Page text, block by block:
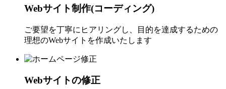
Webサイト制作(コーディング)
ご要望を丁寧にヒアリングし、目的を達成するための
理想のWebサイトを作成いたします
Webサイトの修正